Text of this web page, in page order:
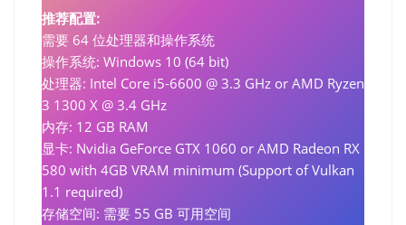
推荐配置:
需要 64 位处理器和操作系统
操作系统: Windows 10 (64 bit)
处理器: Intel Core i5-6600 @ 3.3 GHz or AMD Ryzen
3 1300 X @ 3.4 GHz
内存: 12 GB RAM
显卡: Nvidia GeForce GTX 1060 or AMD Radeon RX
580 with 4GB VRAM minimum (Support of Vulkan
1.1 required)
存储空间: 需要 55 GB 可用空间